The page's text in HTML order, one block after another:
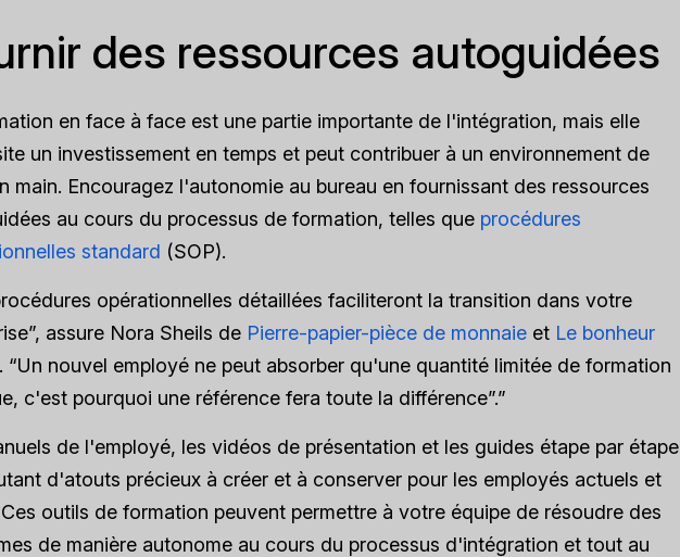
des ressources autoguidées
en face à face est une partie importante de l'intégration, mais elle
un investissement en temps et peut contribuer à un environnement de
main. Encouragez l'autonomie au bureau en fournissant des ressources
au cours du processus de formation, telles que procédures
standard (SOP).
opérationnelles détaillées faciliteront la transition dans votre
assure Nora Sheils de Pierre-papier-pièce de monnaie et Le bonheur
. “Un nouvel employé ne peut absorber qu'une quantité limitée de formation
c'est pourquoi une référence fera toute la différence”.”
de l'employé, les vidéos de présentation et les guides étape par étape
d'atouts précieux à créer et à conserver pour les employés actuels et
outils de formation peuvent permettre à votre équipe de résoudre des
de manière autonome au cours du processus d'intégration et tout au